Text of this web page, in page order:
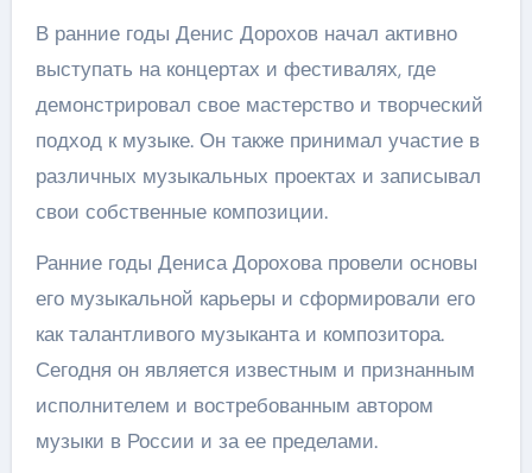
В ранние годы Денис Дорохов начал активно
выступать на концертах и фестивалях, где
демонстрировал свое мастерство и творческий
подход к музыке. Он также принимал участие в
различных музыкальных проектах и записывал
свои собственные композиции.
Ранние годы Дениса Дорохова провели основы
его музыкальной карьеры и сформировали его
как талантливого музыканта и композитора.
Сегодня он является известным и признанным
исполнителем и востребованным автором
музыки в России и за ее пределами.